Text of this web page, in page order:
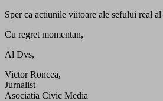
Sper ca actiunile viitoare ale sefului real
Cu regret momentan,
Al Dvs,
Victor Roncea,
Jurnalist
Asociatia Civic Media